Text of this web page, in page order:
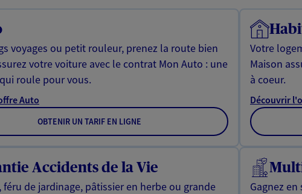
voyages ou petit rouleur, prenez la route bien
votre voiture avec le contrat Mon Auto : une
roule pour vous.
Auto
OBTENIR UN TARIF EN LIGNE
Votre
Maison
à coeur.
Découvrir
Accidents de la Vie
féru de jardinage, pâtissier en herbe ou grande
Gagnez